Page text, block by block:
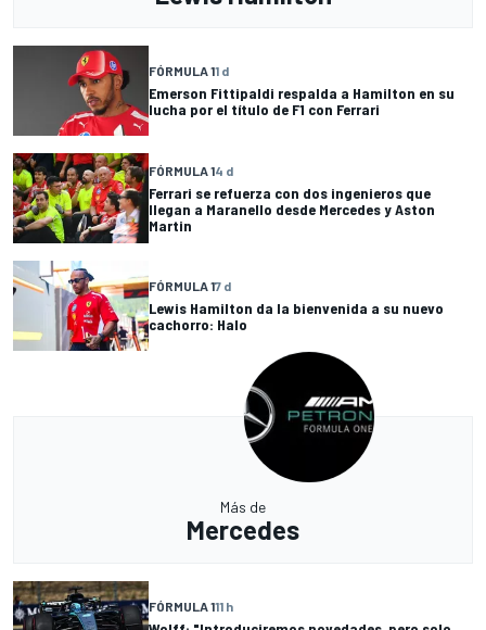
FÓRMULA 11 d
Emerson Fittipaldi respalda a Hamilton en su
lucha por el título de F1 con Ferrari
FÓRMULA 14 d
Ferrari se refuerza con dos ingenieros que
llegan a Maranello desde Mercedes y Aston
Martin
FÓRMULA 17 d
Lewis Hamilton da la bienvenida a su nuevo
cachorro: Halo
Más de
Mercedes
FÓRMULA 111 h